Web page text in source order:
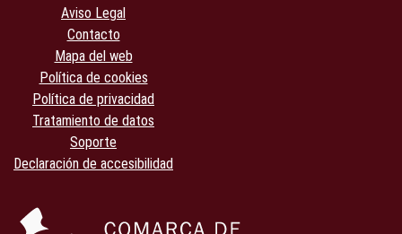
Aviso Legal
Contacto
Mapa del web
Política de cookies
Política de privacidad
Tratamiento de datos
Soporte
Declaración de accesibilidad